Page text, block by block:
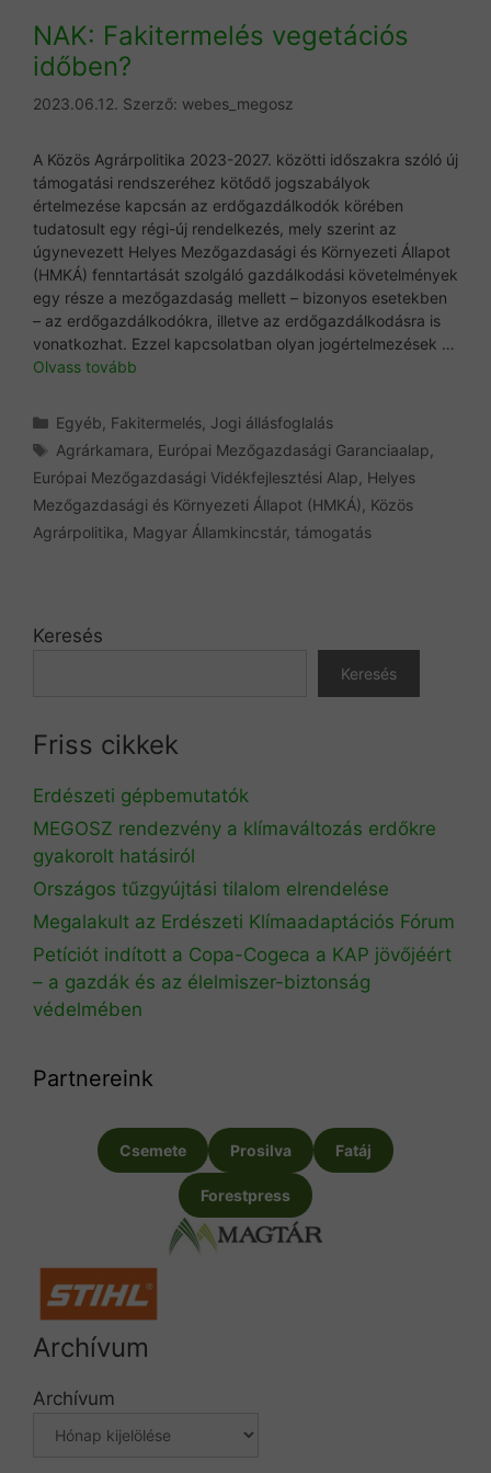
NAK: Fakitermelés vegetációs
időben?
2023.06.12. Szerző: webes_megosz
A Közös Agrárpolitika 2023-2027. közötti időszakra szóló új
támogatási rendszeréhez kötődő jogszabályok
értelmezése kapcsán az erdőgazdálkodók körében
tudatosult egy régi-új rendelkezés, mely szerint az
úgynevezett Helyes Mezőgazdasági és Környezeti Állapot
(HMKÁ) fenntartását szolgáló gazdálkodási követelmények
egy része a mezőgazdaság mellett – bizonyos esetekben
– az erdőgazdálkodókra, illetve az erdőgazdálkodásra is
vonatkozhat. Ezzel kapcsolatban olyan jogértelmezések …
Olvass tovább
Kategória
Egyéb Fakitermelés Jogi állásfoglalás
Címkék
Agrárkamara Európai Mezőgazdasági Garanciaalap
Európai Mezőgazdasági Vidékfejlesztési Alap Helyes
Mezőgazdasági és Környezeti Állapot (HMKÁ) Közös
Agrárpolitika Magyar Államkincstár, támogatás
Keresés
Keresés
Friss cikkek
Erdészeti gépbemutatók
MEGOSZ rendezvény a klímaváltozás erdőkre
gyakorolt hatásiról
Országos tűzgyújtási tilalom elrendelése
Megalakult az Erdészeti Klímaadaptációs Fórum
Petíciót indított a Copa-Cogeca a KAP jövőjéért
– a gazdák és az élelmiszer-biztonság
védelmében
Partnereink
Csemete Prosilva Fatáj
Forestpress
Archívum
Archívum